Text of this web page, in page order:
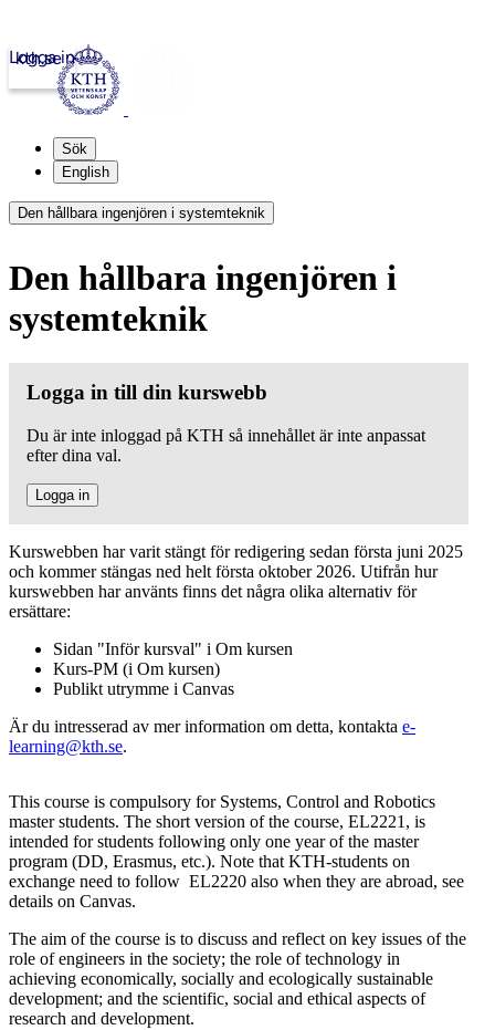
kth.se
Logga in
Sök
English
Den hållbara ingenjören i systemteknik
Den hållbara ingenjören i
systemteknik
Logga in till din kurswebb
Du är inte inloggad på KTH så innehållet är inte anpassat
efter dina val.
Logga in
Kurswebben har varit stängt för redigering sedan första juni 2025
och kommer stängas ned helt första oktober 2026. Utifrån hur
kurswebben har använts finns det några olika alternativ för
ersättare:
Sidan "Inför kursval" i Om kursen
Kurs-PM (i Om kursen)
Publikt utrymme i Canvas
Är du intresserad av mer information om detta, kontakta e-
learning@kth.se.
This course is compulsory for Systems, Control and Robotics
master students. The short version of the course, EL2221, is
intended for students following only one year of the master
program (DD, Erasmus, etc.). Note that KTH-students on
exchange need to follow EL2220 also when they are abroad, see
details on Canvas.
The aim of the course is to discuss and reflect on key issues of the
role of engineers in the society; the role of technology in
achieving economically, socially and ecologically sustainable
development; and the scientific, social and ethical aspects of
research and development.